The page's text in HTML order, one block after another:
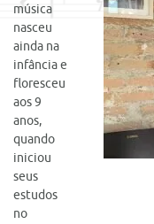
música
nasceu
ainda na
infância e
floresceu
aos 9
anos,
quando
iniciou
seus
estudos
no